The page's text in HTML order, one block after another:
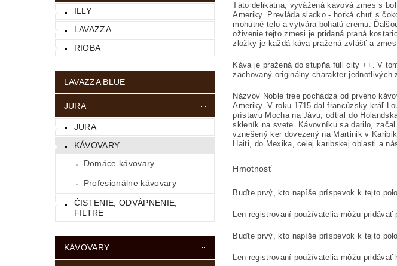
ILLY
LAVAZZA
RIOBA
LAVAZZA BLUE
JURA
JURA
KÁVOVARY
Domáce kávovary
Profesionálne kávovary
ČISTENIE, ODVÁPNENIE,
FILTRE
KÁVOVARY
Táto delikátna, vyvážená kávová zmes s
Ameriky. Prevláda sladko - horká chuť s
mohutné telo a vytvára bohatú cremu.
oživenie tejto zmesi je pridaná praná
zložky je každá káva pražená zvlášť a
Káva je pražená do stupňa full city ++. V
zachovaný originálny charakter jednotlivých
Názvov Noble tree pochádza od prvého
Ameriky. V roku 1715 dal francúzsky kráľ
prístavu Mocha na Jávu, odtiaľ do
skleník na svete. Kávovníku sa darilo,
vznešený ker dovezený na Martinik v
Haiti, do Mexika, celej karibskej oblasti a
Hmotnosť
Buďte prvý, kto napíše príspevok k tejto
Len registrovaní používatelia môžu
Buďte prvý, kto napíše príspevok k tejto
Len registrovaní používatelia môžu pridávať